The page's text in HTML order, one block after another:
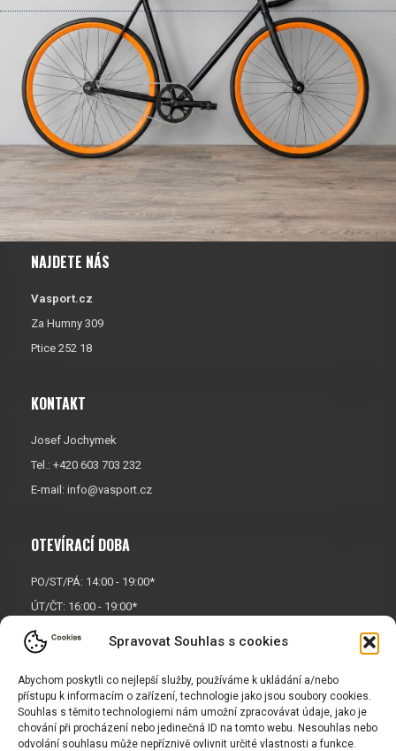
Spravovat Souhlas s cookies
Abychom poskytli co nejlepší služby, používáme k ukládání a/nebo
přístupu k informacím o zařízení, technologie jako jsou soubory cookies.
Souhlas s těmito technologiemi nám umožní zpracovávat údaje, jako je
chování při procházení nebo jedinečná ID na tomto webu. Nesouhlas nebo
odvolání souhlasu může nepříznivě ovlivnit určité vlastnosti a funkce.
NAJDETE NÁS
Vasport.cz
Za Humny 309
Ptice 252 18
KONTAKT
Josef Jochymek
Tel.: +420 603 703 232
E-mail: info@vasport.cz
OTEVÍRACÍ DOBA
PO/ST/PÁ: 14:00 - 19:00*
ÚT/ČT: 16:00 - 19:00*
Sobota: 9:00 - 17:00*
Neděle:
* Říjen, listopad a prosinec
OTEVŘENO POUZE
PO/ST/PÁ